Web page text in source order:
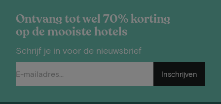
Ontvang tot wel 70% korting
op de mooiste hotels
Schrijf je in voor de nieuwsbrief
Inschrijven